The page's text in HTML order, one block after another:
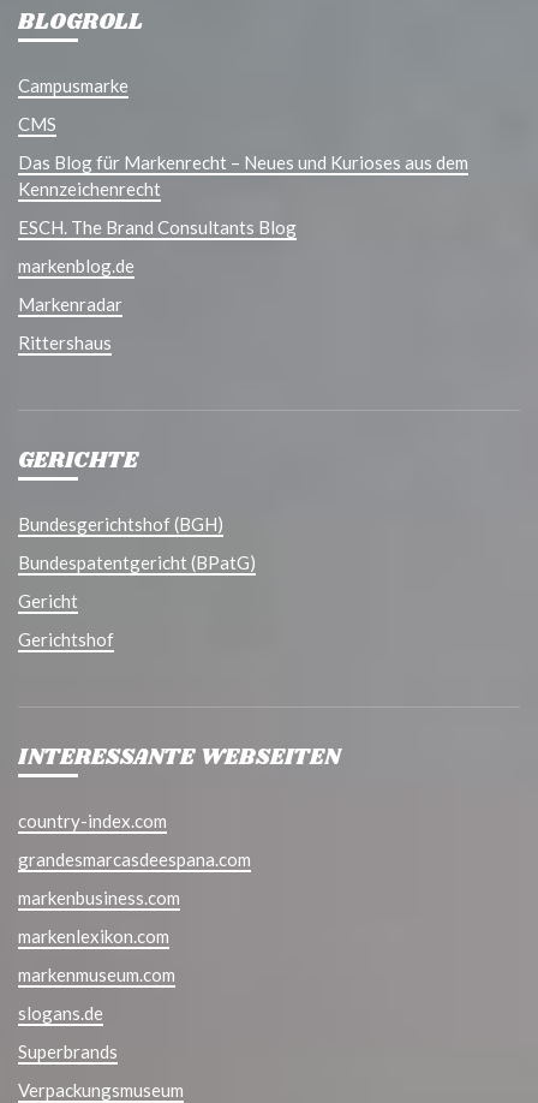
BLOGROLL
Campusmarke
CMS
Das Blog für Markenrecht – Neues und Kurioses aus dem
Kennzeichenrecht
ESCH. The Brand Consultants Blog
markenblog.de
Markenradar
Rittershaus
GERICHTE
Bundesgerichtshof (BGH)
Bundespatentgericht (BPatG)
Gericht
Gerichtshof
INTERESSANTE WEBSEITEN
country-index.com
grandesmarcasdeespana.com
markenbusiness.com
markenlexikon.com
markenmuseum.com
slogans.de
Superbrands
Verpackungsmuseum